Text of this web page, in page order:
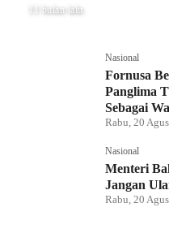
11 bulan lalu
Nasional
Fornusa
Panglima
Sebagai
Rabu, 20
Nasional
Menteri
Jangan
Rabu, 20